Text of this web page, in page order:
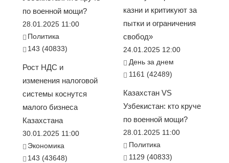
по военной мощи?
28.01.2025 11:00
Политика
143 (40833)
Рост НДС и
изменения налоговой
системы коснутся
малого бизнеса
Казахстана
30.01.2025 11:00
Экономика
143 (43648)
казни и критикуют за
пытки и ограничения
свобод»
24.01.2025 12:00
День за днем
1161 (42489)
Казахстан VS
Узбекистан: кто круче
по военной мощи?
28.01.2025 11:00
Политика
1129 (40833)